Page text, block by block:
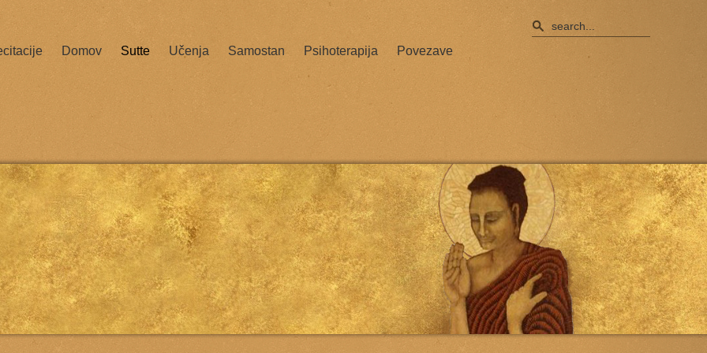
Domov Sutte Učenja Samostan Psihoterapija Povezave